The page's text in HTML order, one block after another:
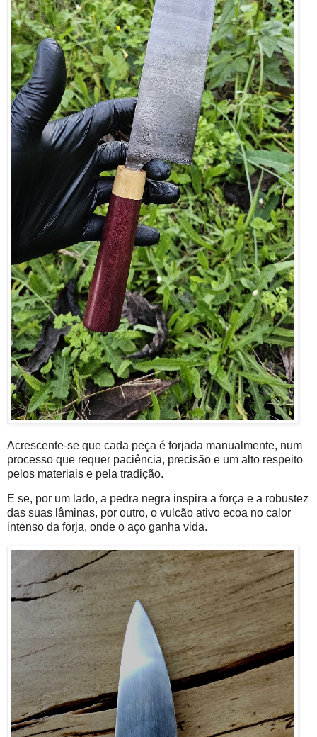
Acrescente-se que cada peça é forjada manualmente, num
processo que requer paciência, precisão e um alto respeito
pelos materiais e pela tradição.
E se, por um lado, a pedra negra inspira a força e a robustez
das suas lâminas, por outro, o vulcão ativo ecoa no calor
intenso da forja, onde o aço ganha vida.